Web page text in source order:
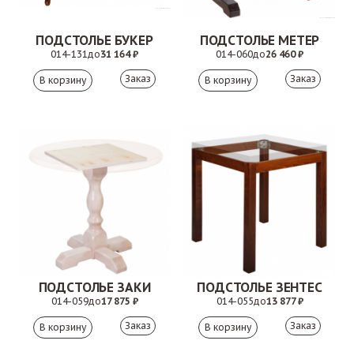
ПОДСТОЛЬЕ БУКЕР
014-131до31 164 ₽
Заказ
ПОДСТОЛЬЕ МЕТЕР
014-060до26 460 ₽
Заказ
ПОДСТОЛЬЕ ЗАКИ
014-059до17 875 ₽
Заказ
ПОДСТОЛЬЕ ЗЕНТЕС
014-055до13 877 ₽
Заказ